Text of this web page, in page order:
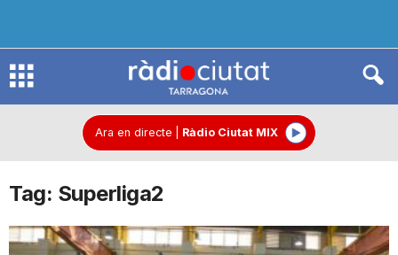
R
d
i
Ara en directe Ràdio Ciutat MIX
Tag: Superliga2